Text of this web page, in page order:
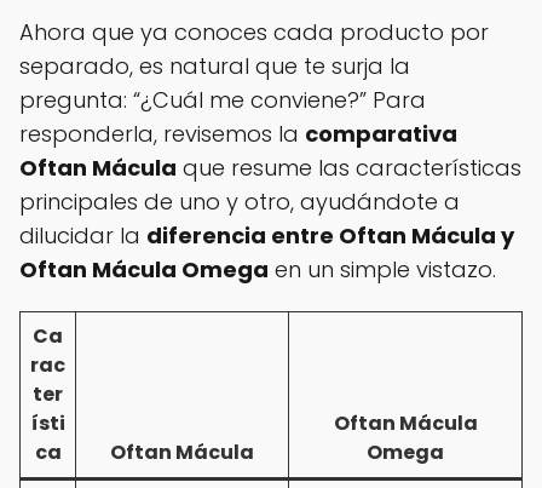
Ahora que ya conoces cada producto por
separado, es natural que te surja la
pregunta: “¿Cuál me conviene?” Para
responderla, revisemos la comparativa
Oftan Mácula que resume las características
principales de uno y otro, ayudándote a
dilucidar la diferencia entre Oftan Mácula y
Oftan Mácula Omega en un simple vistazo.
Ca
rac
ter
ísti
ca
Oftan Mácula
Oftan Mácula
Omega